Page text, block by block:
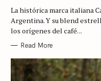
O
R
I
E
La histórica marca italiana
Argentina. Y su blend
los orígenes del café. ..
Read More